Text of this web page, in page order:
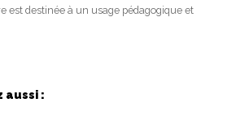
est destinée à un usage pédagogique et
aussi :